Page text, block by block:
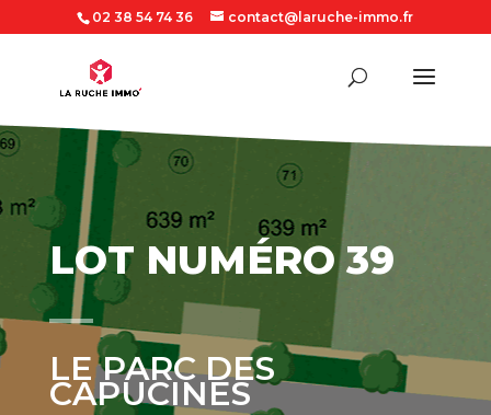
02 38 54 74 36 contact@laruche-immo.fr
LOT NUMÉRO 39
LE PARC DES
CAPUCINES